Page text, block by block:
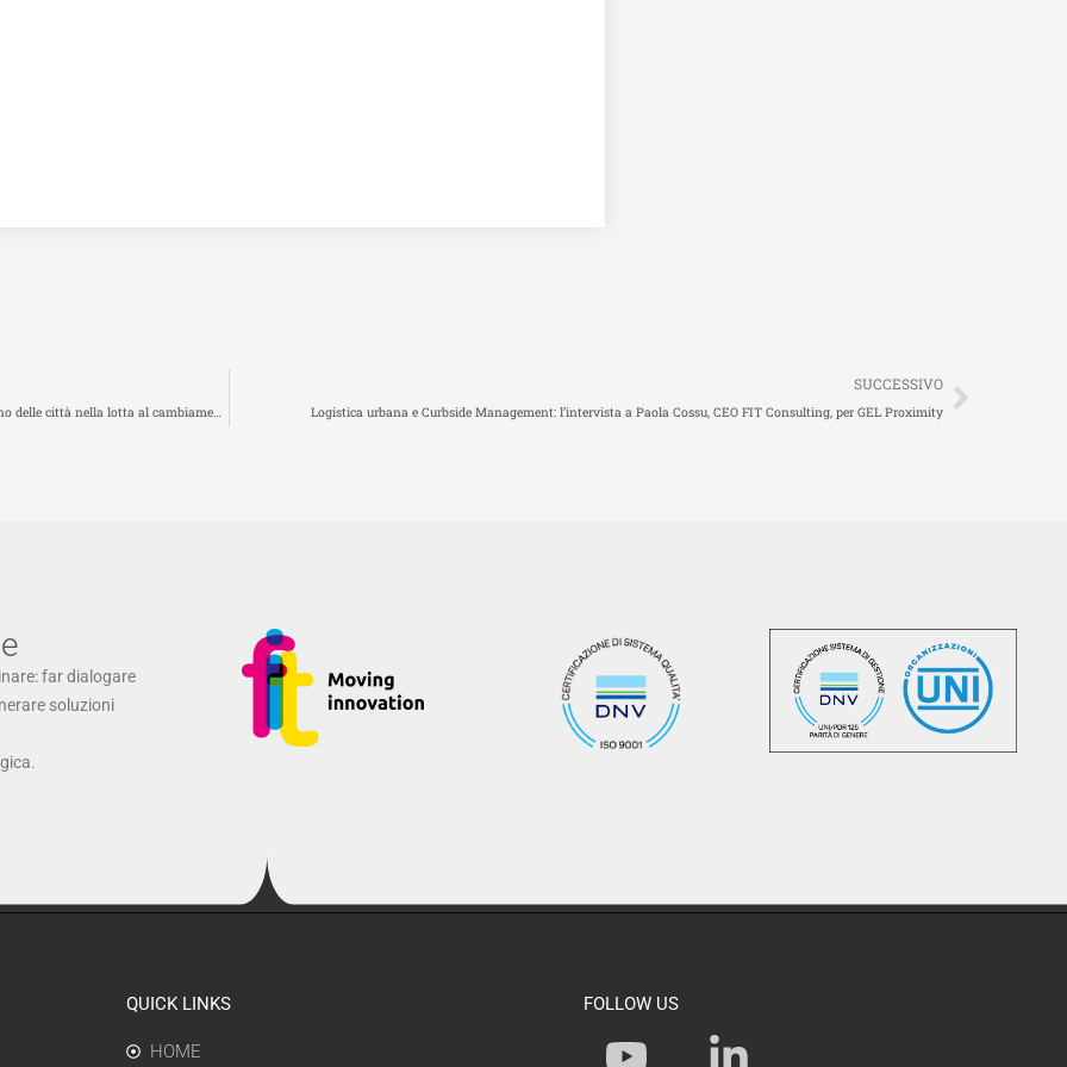
SmartCitiesWorld lancia il primo Cities Climate Action Report per mappare l’impegno delle città nella lotta al cambiamento climatico
SUCCESSIVO
Logistica urbana e Curbside Management: l’intervista a Paola Cossu, CEO FIT Consulting, per GEL Proximity
far dialogare
soluzioni
QUICK LINKS
HOME
FOLLOW US
Y
L